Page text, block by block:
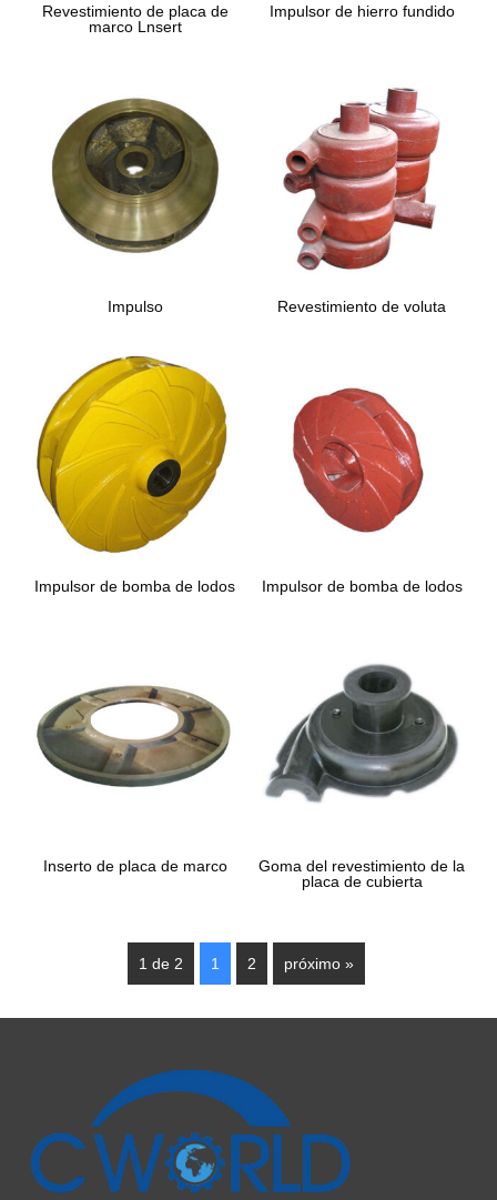
Revestimiento de placa de
marco Lnsert
Impulsor de hierro fundido
Impulso Revestimiento de voluta
Impulsor de bomba de lodos Impulsor de bomba de lodos
Inserto de placa de marco
Goma del revestimiento de la
placa de cubierta
1 de 2 1 2 próximo »